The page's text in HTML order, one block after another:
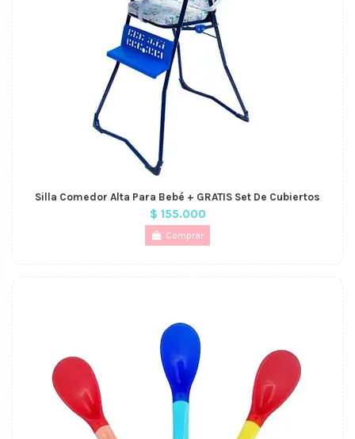
Silla Comedor Alta Para Bebé + GRATIS Set De Cubiertos
$ 155.000
Comprar